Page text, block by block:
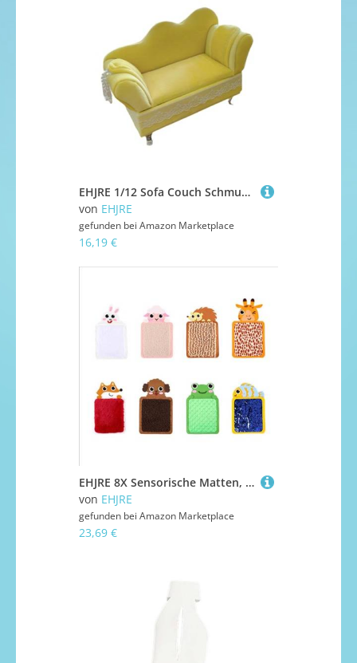
EHJRE 1/12 Sofa Couch Schmuck Box Ornament Miniatur Möbel für Action Figuren
von EHJRE
gefunden bei Amazon Marketplace
16,19 €
EHJRE 8X Sensorische Matten, Pädagogische Sensorische Pads, Verschiedene Strukturierte Sensorische Wandpaneele für Kindertagesstätten, Schulungen, Vorschula
von EHJRE
gefunden bei Amazon Marketplace
23,69 €